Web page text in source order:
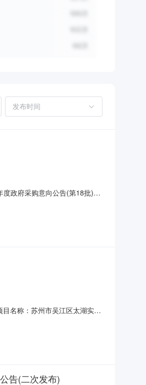
政府采购意向公告(第18批)采
相关采购公告和采购文件为
名称：苏州市吴江区太湖实验
海康（摄
告(二次发布)